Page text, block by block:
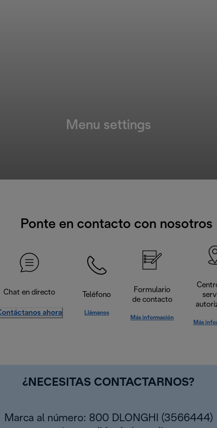
Menu settings
Ponte en contacto con nosotros
Chat en directo
ahora
Teléfono
Llámanos
Formulario
de contacto
Más información
Más
¿NECESITAS CONTACTARNOS?
Marca al número: 800 DLONGHI (3566444)